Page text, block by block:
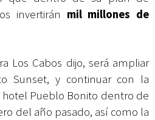
invertirán mil millones de
Los Cabos dijo, será ampliar
Sunset, y continuar con la
Pueblo Bonito dentro de
del año pasado, así como la